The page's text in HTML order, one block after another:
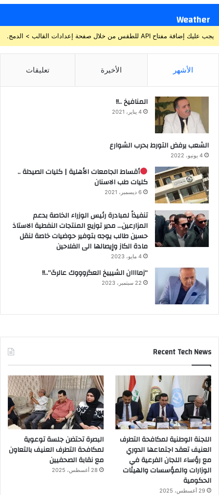
Weather
يجب عليك إضافة مفتاح API للطقس من خلال صفحة إعدادات القالب > الدمج.
الأشهر الأخيرة تعليقات
المنافيخ ..!!
4 يناير، 2021
الشعب يرفض التورط بحرب الشوارع
4 يونيو، 2022
أقساط الجامعات الأهلية | كليات الصيدلة ..
كليات طب الاسنان
6 ديسمبر، 2021
تنفيذاً لمبادرة رئيس الوزراء الخاصة بدعم
المزارعين… مدير توزيع المنتجات النفطية الاستاذ
حسين طالب يوجه بتوفير حوضيات خاصة لنقل
مادة الكاز وإيصالها الى الفلاحين
4 مايو، 2023
“زماااان الشيييخ العگروووك عالرگ”..!!
22 سبتمبر، 2023
Recent Tech News
اللجنة الوطنية لمكافحة التطرف
العنيف تعقد اجتماعها الدوري
مع رؤساء اللجان الفرعية في
الوزارات والمؤسسات والهيئات
الحكومية
29 أغسطس، 2025
البصرة تحتضن جلسة توعوية
لمكافحة التطرف العنيف بالتعاون
مع نقابة الصحفيين
28 أغسطس، 2025